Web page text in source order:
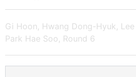
Gi Hoon Hwang Dong-Hyuk
Park Hae Soo
Round 6